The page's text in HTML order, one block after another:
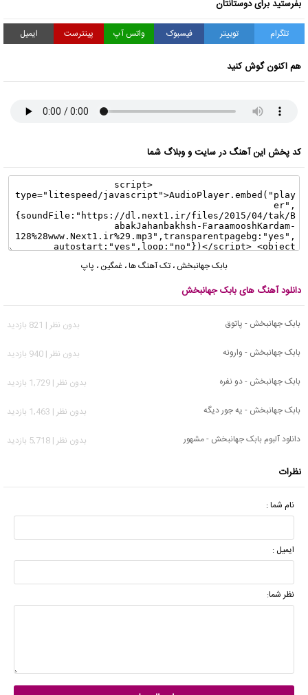
بفرستید برای دوستانتان
تلگرام توییتر فیسبوک واتس آپ پینترست ایمیل
هم اکنون گوش کنید
کد پخش این آهنگ در سایت و وبلاگ شما
بابک جهانبخش ،تک آهنگ ها،غمگین ، پاپ
دانلود آهنگ های بابک جهانبخش
بابک جهانبخش - پاتوق
بدون نظر | 821 بازدید
بابک جهانبخش - وارونه
بدون نظر | 940 بازدید
بابک جهانبخش - دو نفره
بدون نظر | 1,729 بازدید
بابک جهانبخش - یه جور دیگه
بدون نظر | 1,463 بازدید
دانلود آلبوم بابک جهانبخش - مشهور
بدون نظر | 5,718 بازدید
نظرات
نام شما :
ایمیل :
نظر شما: